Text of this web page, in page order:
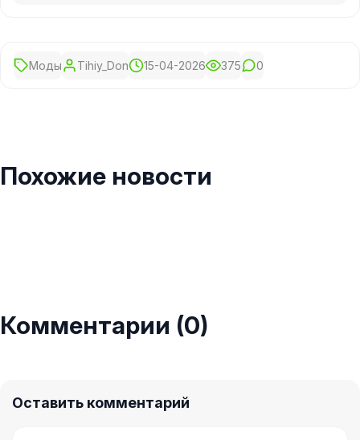
Моды Tihiy_Don 15-04-2026 375 0
Похожие новости
Комментарии (0)
Оставить комментарий